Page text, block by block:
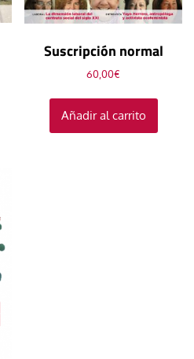
Suscripción normal
60,00€
Añadir al carrito